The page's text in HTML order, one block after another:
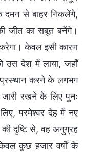
दमन से बाहर निकलेंगे,
जीत का सबूत बनेंगे।
केवल इसी कारण
उस देश में लाया, जहाँ
करने के लगभग
जारी रखने के लिए पुनः
परमेश्वर देह में नए
की दृष्टि से, वह अनुग्रह
कुछ हजार वर्षों के